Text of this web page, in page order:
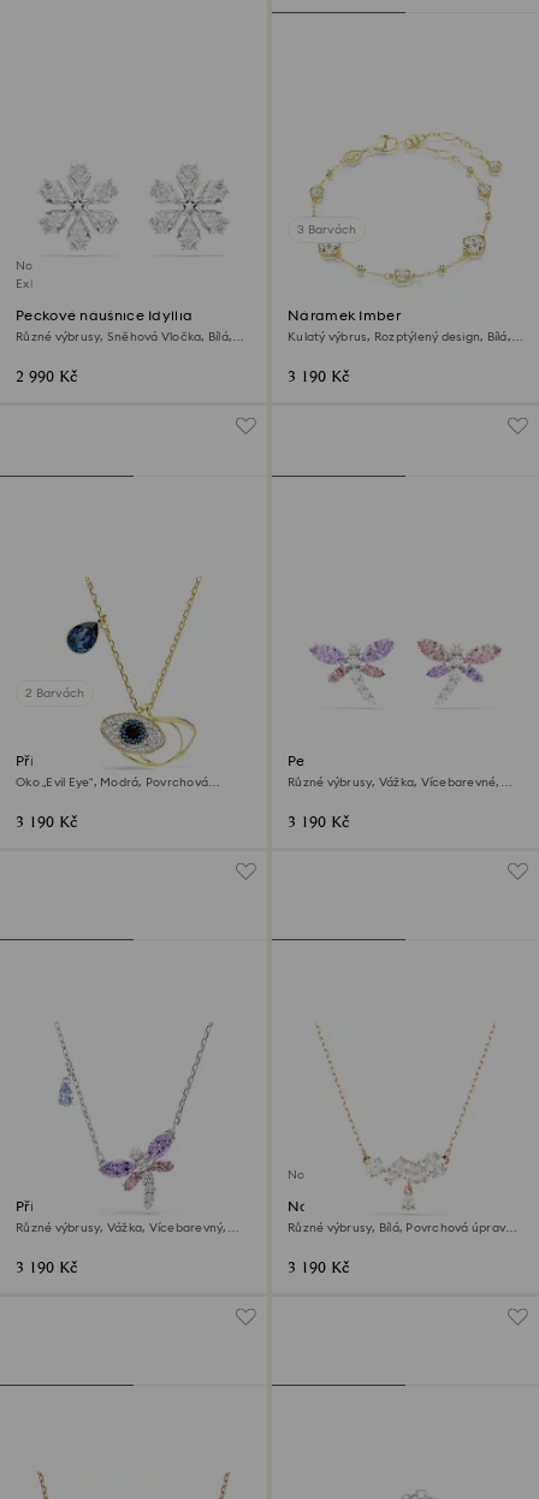
Novinka
Exkluzivně on-line
Peckové náušnice Idyllia
Různé výbrusy, Sněhová Vločka, Bílá,
2 990 Kč
3 Barvách
Náramek Imber
Kulatý výbrus, Rozptýlený design, Bílá,
3 190 Kč
2 Barvách
Přívěsek Symbolica
Oko „Evil Eye“, Modrá, Povrchová
3 190 Kč
Peckové náušnice Ariana
Grande x Swarovski
Různé výbrusy, Vážka, Vícebarevné,
3 190 Kč
Přívěsek Ariana Grande x
Swarovski
Různé výbrusy, Vážka, Vícebarevný,
3 190 Kč
Novinka
Náhrdelník Mesmera
Různé výbrusy, Bílá, Povrchová úprava z
3 190 Kč